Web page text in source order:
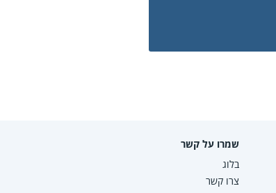
שמרו על קשר
בלוג
צרו קשר